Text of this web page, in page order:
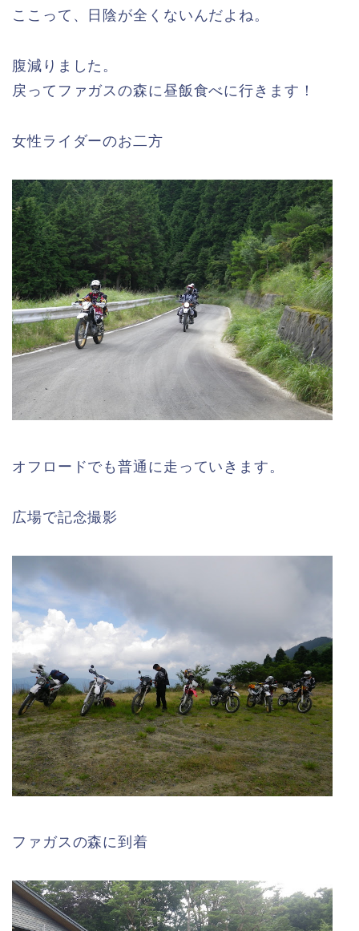
ここって、日陰が全くないんだよね。
腹減りました。
戻ってファガスの森に昼飯食べに行きます！
女性ライダーのお二方
オフロードでも普通に走っていきます。
広場で記念撮影
ファガスの森に到着